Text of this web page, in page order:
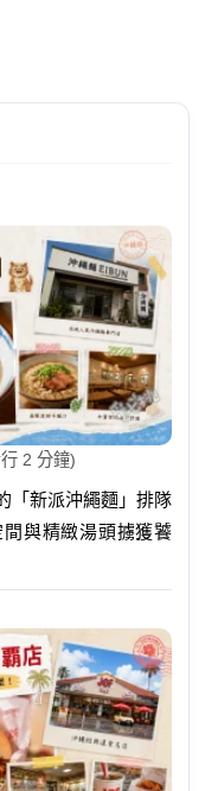
2 分鐘)
「新派沖繩麵」排隊
與精緻湯頭擄獲饕